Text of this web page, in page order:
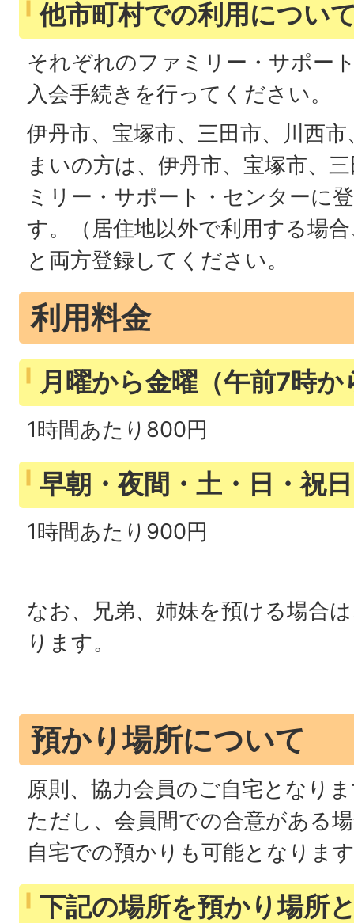
他市町村での利用につい
それぞれのファミリー・サポー
入会手続きを行ってください。
伊丹市、宝塚市、三田市、川西
まいの方は、伊丹市、宝塚市、
ミリー・サポート・センターに
す。（居住地以外で利用する場
と両方登録してください。
利用料金
月曜から金曜（午前7時
1時間あたり800円
早朝・夜間・土・日・祝日
1時間あたり900円
なお、兄弟、姉妹を預ける場合
ります。
預かり場所について
原則、協力会員のご自宅となり
ただし、会員間での合意がある
自宅での預かりも可能となりま
下記の場所を預かり場所